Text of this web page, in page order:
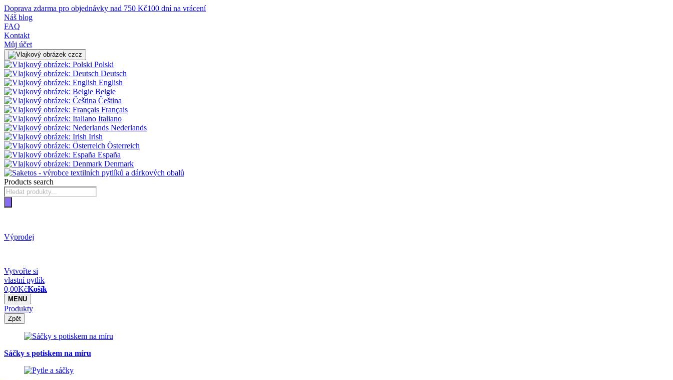
Doprava zdarma pro objednávky nad 750 Kč100 dní na vrácení
Náš blog
FAQ
Kontakt
Můj účet
cz
Polski
Deutsch
English
Belgie
Čeština
Français
Italiano
Nederlands
Irish
Österreich
España
Denmark
Products search
Výprodej
Vytvořte si
vlastní pytlík
0,00KčKošík
MENU
Produkty
Zpět
Sáčky s potiskem na míru